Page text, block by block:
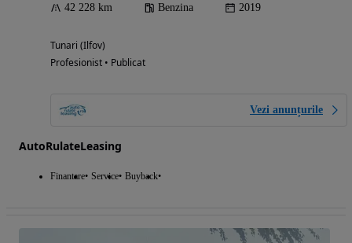
42 228 km Benzina 2019
Tunari (Ilfov)
Profesionist • Publicat
Vezi anunțurile
AutoRulateLeasing
Finantare Service Buyback